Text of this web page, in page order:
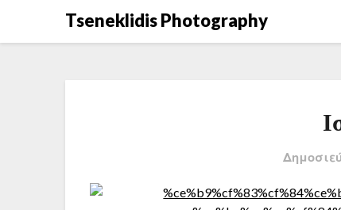
Tseneklidis Photography